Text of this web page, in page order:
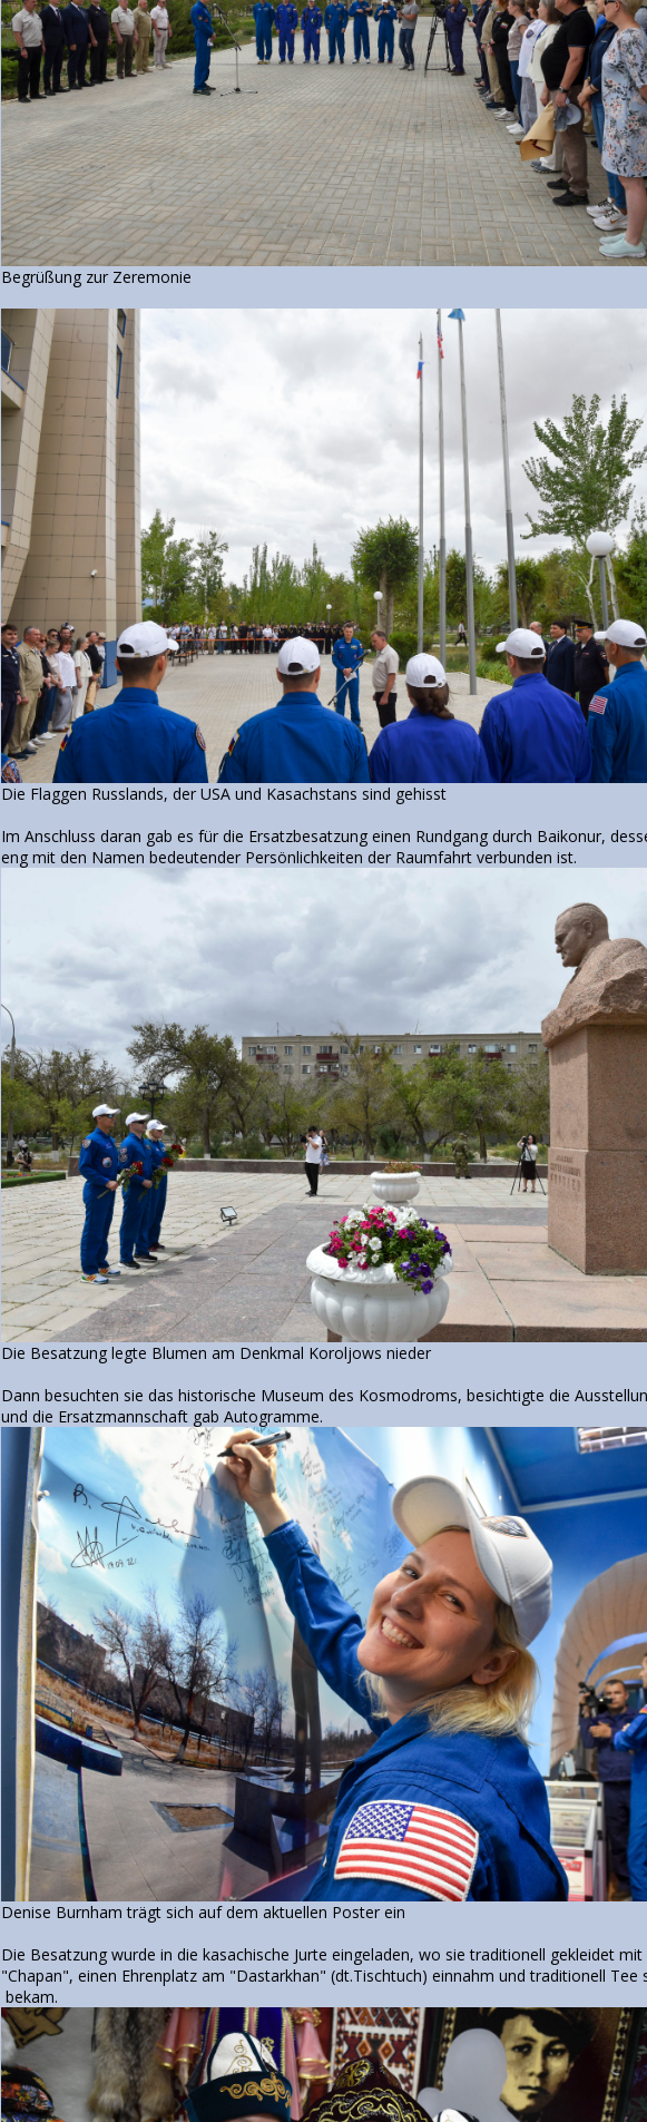
Begrüßung zur Zeremonie
Die Flaggen Russlands, der USA und Kasachstans sind gehisst
Im Anschluss daran gab es für die Ersatzbesatzung einen Rundgang durch Baikonur,
eng mit den Namen bedeutender Persönlichkeiten der Raumfahrt verbunden ist.
Die Besatzung legte Blumen am Denkmal Koroljows nieder
Dann besuchten sie das historische Museum des Kosmodroms, besichtigte die
und die Ersatzmannschaft gab Autogramme.
Denise Burnham trägt sich auf dem aktuellen Poster ein
Die Besatzung wurde in die kasachische Jurte eingeladen, wo sie traditionell gekleidet mit
"Chapan", einen Ehrenplatz am "Dastarkhan" (dt.Tischtuch) einnahm und traditionell Tee
bekam.